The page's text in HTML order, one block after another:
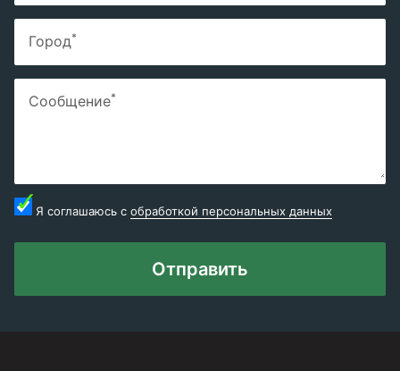
Город*
Сообщение*
Я соглашаюсь с обработкой персональных данных
Отправить